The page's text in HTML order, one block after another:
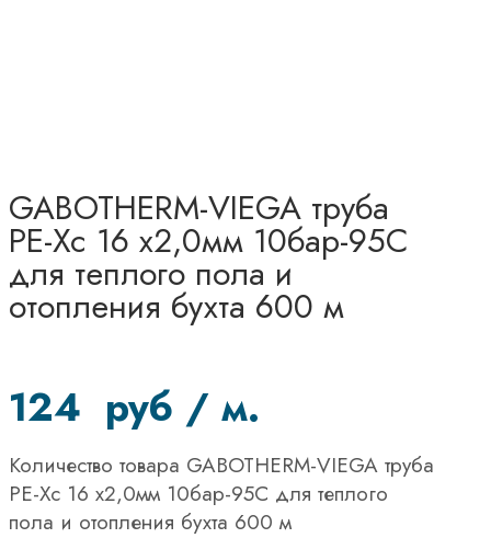
GABOTHERM-VIEGA труба
PE-Xc 16 х2,0мм 10бар-95С
для теплого пола и
отопления бухта 600 м
124 руб / м.
Количество товара GABOTHERM-VIEGA труба
PE-Xc 16 х2,0мм 10бар-95С для теплого
пола и отопления бухта 600 м